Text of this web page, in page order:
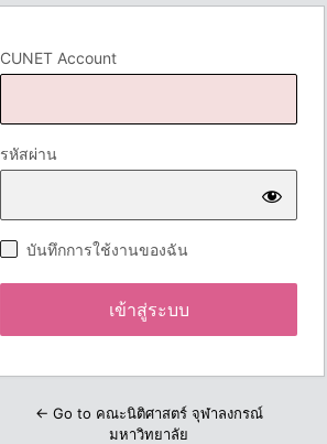
CUNET Account
รหัสผ่าน
บันทึกการใช้งานของฉัน
← Go to คณะนิติศาสตร์ จุฬาลงกรณ์
มหาวิทยาลัย